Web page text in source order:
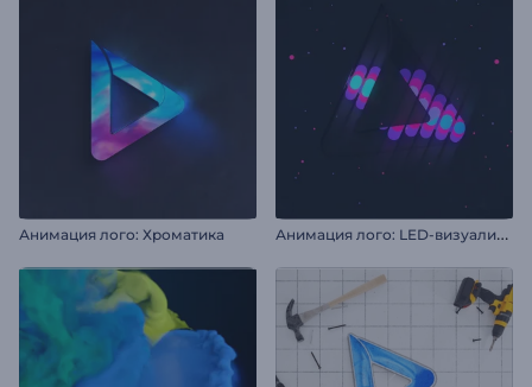
Анимация лого: Хроматика А
нимация лого: LED-визуализация